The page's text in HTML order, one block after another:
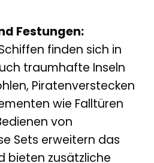
Festungen:
finden sich in
traumhafte Inseln
Piratenverstecken
wie Falltüren
von
Sets erweitern das
bieten zusätzliche